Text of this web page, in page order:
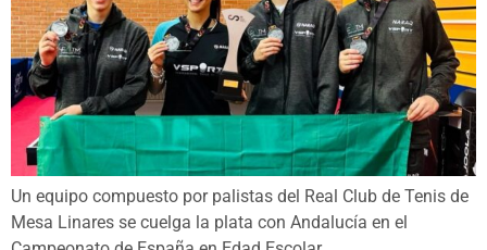
Un equipo compuesto por palistas del Real Club de Tenis de
Mesa Linares se cuelga la plata con Andalucía en el